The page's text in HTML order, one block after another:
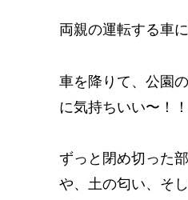
両親の運転する車
車を降りて、公園
に気持ちいい〜！！
ずっと閉め切った
や、土の匂い、そ